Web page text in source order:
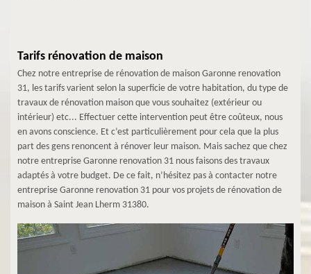
Tarifs rénovation de maison
Chez notre entreprise de rénovation de maison Garonne renovation
31, les tarifs varient selon la superficie de votre habitation, du type de
travaux de rénovation maison que vous souhaitez (extérieur ou
intérieur) etc... Effectuer cette intervention peut être coûteux, nous
en avons conscience. Et c’est particulièrement pour cela que la plus
part des gens renoncent à rénover leur maison. Mais sachez que chez
notre entreprise Garonne renovation 31 nous faisons des travaux
adaptés à votre budget. De ce fait, n’hésitez pas à contacter notre
entreprise Garonne renovation 31 pour vos projets de rénovation de
maison à Saint Jean Lherm 31380.